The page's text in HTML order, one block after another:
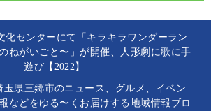
化センターにて「キラキラワンダーラン
ねがいごと〜」が開催、人形劇に歌に手
遊び【2022】
玉県三郷市のニュース、グルメ、イベン
などをゆる〜くお届けする地域情報ブロ